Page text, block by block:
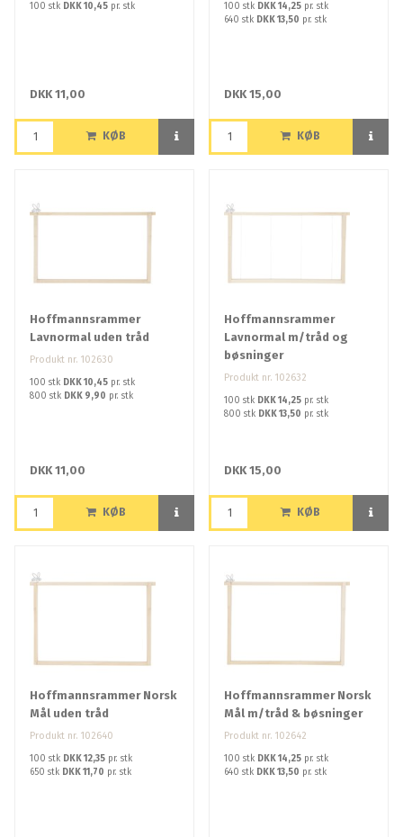
100 stk DKK 10,45 pr. stk
DKK 11,00
KØB
100 stk DKK 14,25 pr. stk
640 stk DKK 13,50 pr. stk
DKK 15,00
KØB
Hoffmannsrammer
Lavnormal uden tråd
Produkt nr. 102630
100 stk DKK 10,45 pr. stk
800 stk DKK 9,90 pr. stk
DKK 11,00
KØB
Hoffmannsrammer
Lavnormal m/tråd og
bøsninger
Produkt nr. 102632
100 stk DKK 14,25 pr. stk
800 stk DKK 13,50 pr. stk
DKK 15,00
KØB
Hoffmannsrammer Norsk
Mål uden tråd
Produkt nr. 102640
100 stk DKK 12,35 pr. stk
650 stk DKK 11,70 pr. stk
Hoffmannsrammer Norsk
Mål m/tråd & bøsninger
Produkt nr. 102642
100 stk DKK 14,25 pr. stk
640 stk DKK 13,50 pr. stk